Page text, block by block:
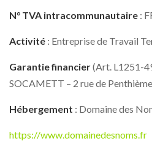
N° TVA intracommunautaire :
Activité : Entreprise de Travail
Garantie financier(Art. L1251-
SOCAMETT – 2 rue de
Hébergement : Domaine des
https://www.domainedesnoms.fr